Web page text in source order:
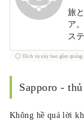
旅
ア
ス
ク
良
は
Dịch vụ này bao gồm quảng
Sapporo -
Không hề quá lời